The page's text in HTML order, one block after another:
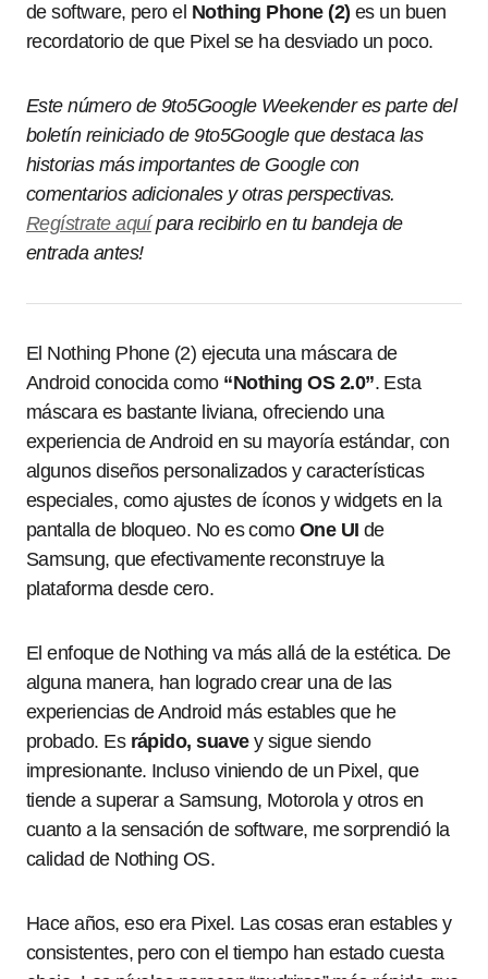
de software, pero el Nothing Phone (2) es un buen
recordatorio de que Pixel se ha desviado un poco.
Este número de 9to5Google Weekender es parte del
boletín reiniciado de 9to5Google que destaca las
historias más importantes de Google con
comentarios adicionales y otras perspectivas.
Regístrate aquípara recibirlo en tu bandeja de
entrada antes!
El Nothing Phone (2) ejecuta una máscara de
Android conocida como “Nothing OS 2.0”. Esta
máscara es bastante liviana, ofreciendo una
experiencia de Android en su mayoría estándar, con
algunos diseños personalizados y características
especiales, como ajustes de íconos y widgets en la
pantalla de bloqueo. No es como One UI de
Samsung, que efectivamente reconstruye la
plataforma desde cero.
El enfoque de Nothing va más allá de la estética. De
alguna manera, han logrado crear una de las
experiencias de Android más estables que he
probado. Es rápido, suavey sigue siendo
impresionante. Incluso viniendo de un Pixel, que
tiende a superar a Samsung, Motorola y otros en
cuanto a la sensación de software, me sorprendió la
calidad de Nothing OS.
Hace años, eso era Pixel. Las cosas eran estables y
consistentes, pero con el tiempo han estado cuesta